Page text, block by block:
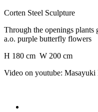
Corten Steel Sculpture
Through the openings plants
a.o. purple butterfly flowers
H 180 cm W 200 cm
Video on youtube: Masayuki